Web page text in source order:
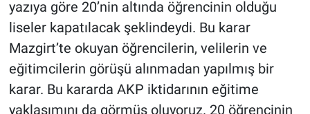
yazıya göre 20’nin altında öğrencinin olduğu
liseler kapatılacak şeklindeydi. Bu karar
Mazgirt’te okuyan öğrencilerin, velilerin ve
eğitimcilerin görüşü alınmadan yapılmış bir
karar. Bu kararda AKP iktidarının eğitime
yaklaşımını da görmüş oluyoruz. 20 öğrencinin
Türkiye'nin Geleceği
Türkiye'nin Gündemi
Yerel Gündem